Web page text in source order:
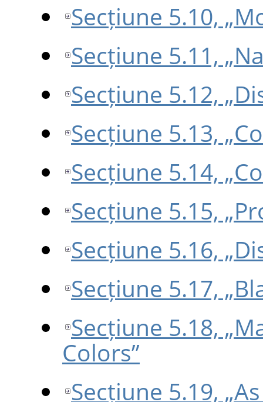
Secțiune 5.10,
Secțiune 5.11,
Secțiune 5.12,
Secțiune 5.13,
Secțiune 5.14,
Secțiune 5.15,
Secțiune 5.16,
Secțiune 5.17,
Secțiune 5.18,
Colors”
Secțiune 5.19,